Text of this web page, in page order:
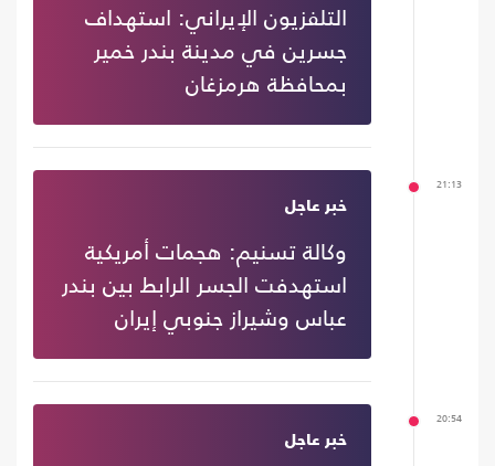
التلفزيون الإيراني: استهداف
جسرين في مدينة بندر خمیر
بمحافظة هرمزغان
21:13
خبر عاجل
وكالة تسنيم: هجمات أمريكية
استهدفت الجسر الرابط بين بندر
عباس وشيراز جنوبي إيران
20:54
خبر عاجل